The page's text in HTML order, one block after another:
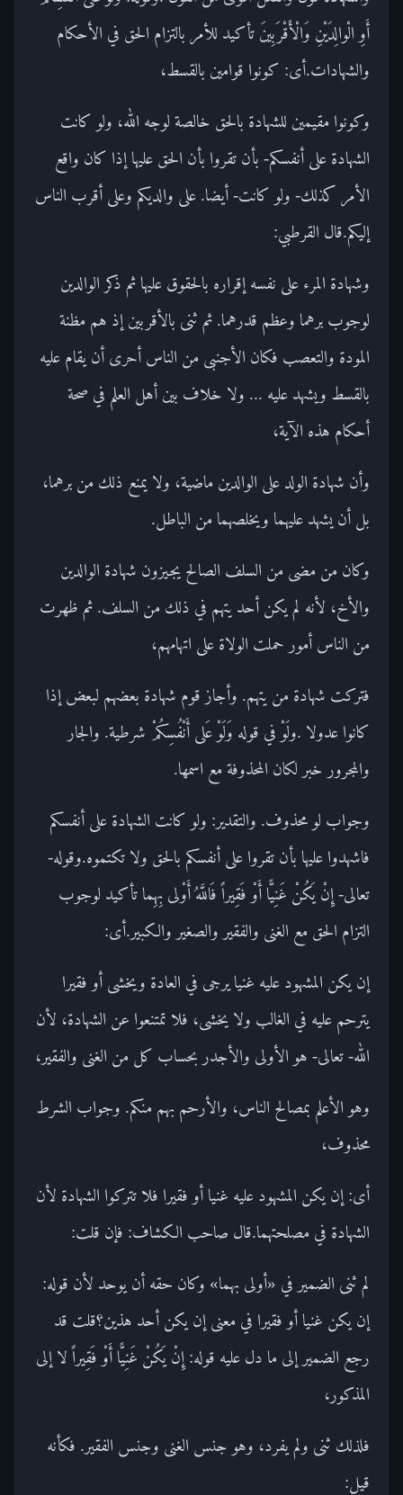
أَوِ الْوالِدَيْنِ وَالْأَقْرَبِينَ تأكيد للأمر بالتزام الحق في الأحكام
والشهادات.أى: كونوا قوامين بالقسط،
وكونوا مقيمين للشهادة بالحق خالصة لوجه الله، ولو كانت
الشهادة على أنفسكم- بأن تقروا بأن الحق عليها إذا كان واقع
الأمر كذلك- ولو كانت- أيضا. على والديكم وعلى أقرب الناس
إليكم.قال القرطبي:
وشهادة المرء على نفسه إقراره بالحقوق عليها ثم ذكر الوالدين
لوجوب برهما وعظم قدرهما. ثم ثنى بالأقربين إذ هم مظنة
المودة والتعصب فكان الأجنبى من الناس أحرى أن يقام عليه
بالقسط ويشهد عليه ... ولا خلاف بين أهل العلم في صحة
أحكام هذه الآية،
وأن شهادة الولد على الوالدين ماضية، ولا يمنع ذلك من برهما،
بل أن يشهد عليهما ويخلصهما من الباطل.
وكان من مضى من السلف الصالح يجيزون شهادة الوالدين
والأخ، لأنه لم يكن أحد يتهم في ذلك من السلف. ثم ظهرت
من الناس أمور حملت الولاة على اتهامهم،
فتركت شهادة من يتهم. وأجاز قوم شهادة بعضهم لبعض إذا
كانوا عدولا .ولَوْ في قوله وَلَوْ عَلى أَنْفُسِكُمْ شرطية. والجار
والمجرور خبر لكان المحذوفة مع اسمها.
وجواب لو محذوف. والتقدير: ولو كانت الشهادة على أنفسكم
فاشهدوا عليها بأن تقروا على أنفسكم بالحق ولا تكتموه.وقوله-
تعالى- إِنْ يَكُنْ غَنِيًّا أَوْ فَقِيراً فَاللَّهُ أَوْلى بِهِما تأكيد لوجوب
التزام الحق مع الغنى والفقير والصغير والكبير.أى:
إن يكن المشهود عليه غنيا يرجى في العادة ويخشى أو فقيرا
يترحم عليه في الغالب ولا يخشى، فلا تمتنعوا عن الشهادة، لأن
الله- تعالى- هو الأولى والأجدر بحساب كل من الغنى والفقير،
وهو الأعلم بمصالح الناس، والأرحم بهم منكم. وجواب الشرط
محذوف،
أى: إن يكن المشهود عليه غنيا أو فقيرا فلا تتركوا الشهادة لأن
الشهادة في مصلحتهما.قال صاحب الكشاف: فإن قلت:
لم ثنى الضمير في «أولى بهما» وكان حقه أن يوحد لأن قوله:
إن يكن غنيا أو فقيرا في معنى إن يكن أحد هذين؟قلت قد
رجع الضمير إلى ما دل عليه قوله: إِنْ يَكُنْ غَنِيًّا أَوْ فَقِيراً لا إلى
المذكور،
فلذلك ثنى ولم يفرد، وهو جنس الغنى وجنس الفقير. فكأنه
قيل: